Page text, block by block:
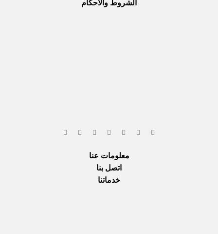
الشروط والأحكام
معلومات عنا
اتصل بنا
خدماتنا